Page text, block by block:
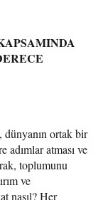
dünyanın ortak bir
atması ve
toplumunu
ve
nasıl? Her